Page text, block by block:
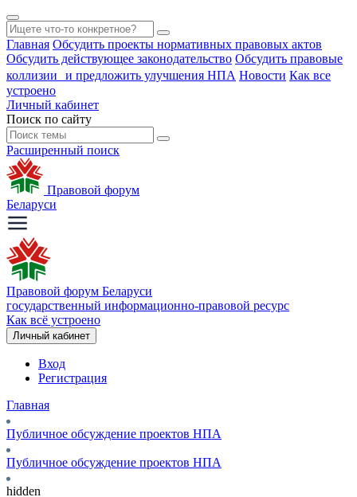
Главная Обсудить проекты нормативных правовых актов
Обсудить действующее законодательство Обсудить правовые
коллизии и предложить улучшения НПА Новости Как все
устроено
Личный кабинет
Поиск по сайту
Расширенный поиск
Правовой форум
Беларуси
Правовой форум Беларуси
государственный информационно-правовой ресурс
Как всё устроено
Личный кабинет
Вход
Регистрация
Главная
Публичное обсуждение проектов НПА
Публичное обсуждение проектов НПА
hidden